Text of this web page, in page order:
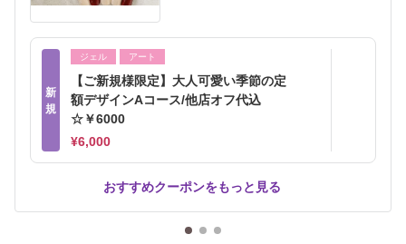
新
規
ジェル アート
【ご新規様限定】大人可愛い季節の定
額デザインAコース/他店オフ代込
☆￥6000
¥6,000
おすすめクーポンをもっと見る